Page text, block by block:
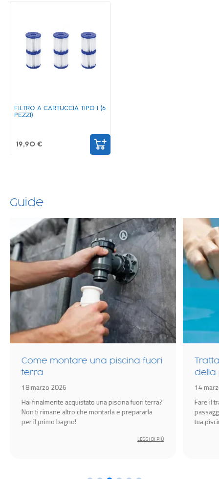
FILTRO A CARTUCCIA TIPO I (6
PEZZI)
19,90 €
Guide
Come montare una piscina fuori
terra
18 marzo 2026
Hai finalmente acquistato una piscina fuori terra?
Non ti rimane altro che montarla e prepararla
per il primo bagno!
LEGGI DI PIÙ
della
14
Fare il
tua